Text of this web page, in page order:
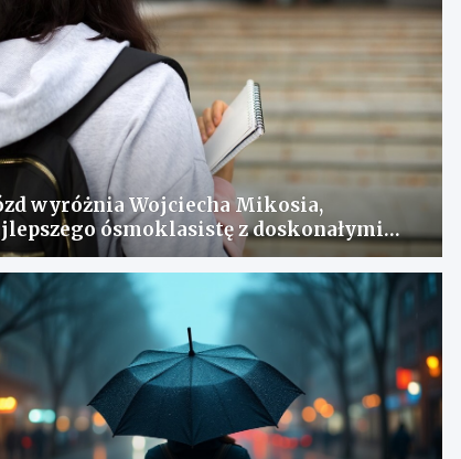
wyróżnia Wojciecha Mikosia,
ósmoklasistę z doskonałymi